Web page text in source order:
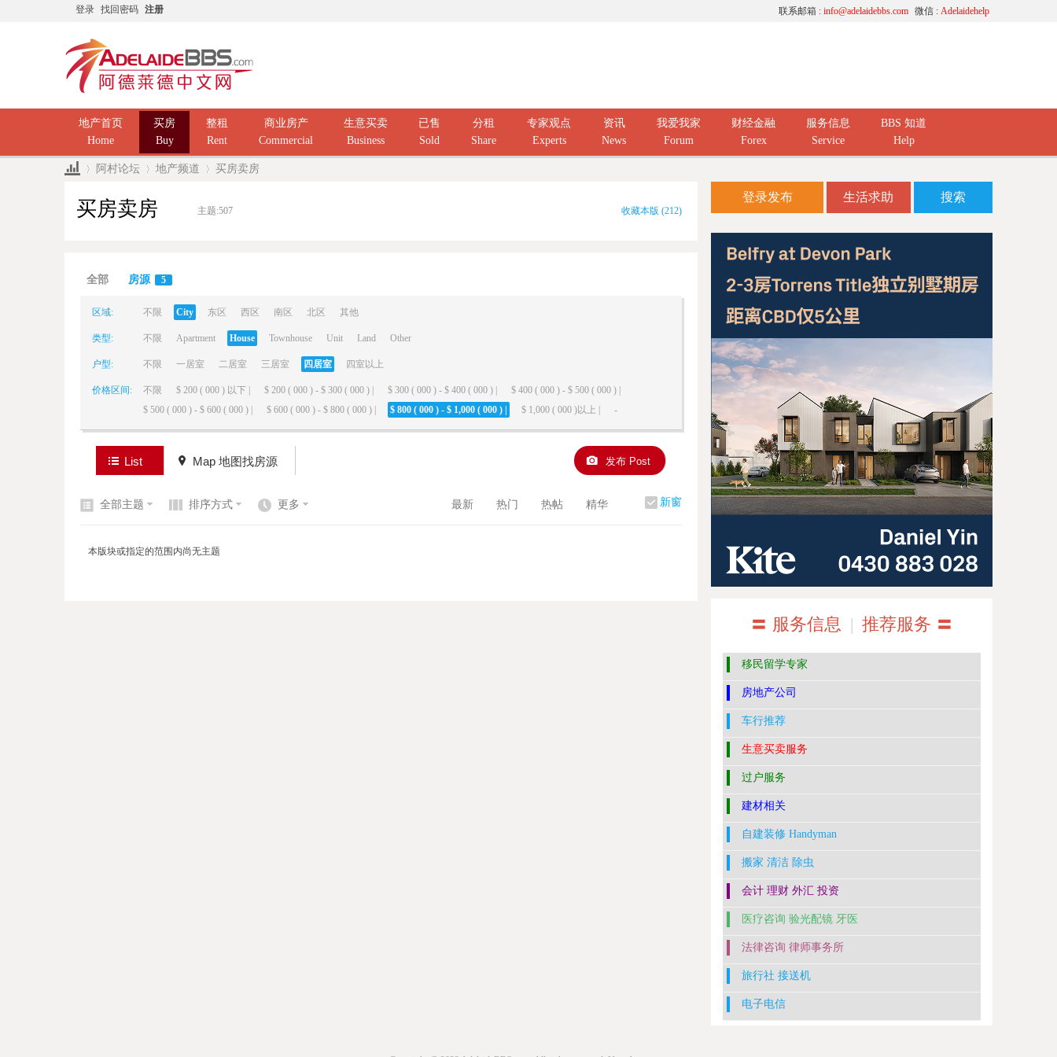
登录 找回密码 注册 微信 : Adelaidehelp
联系邮箱 : info@adelaidebbs.com
地产首页
Home
买房
Buy
整租
Rent
商业房产
Commercial
生意买卖
Business
已售
Sold
分租
Share
专家观点
Experts
资讯
News
我爱我家
Forum
财经金融
Forex
服务信息
Service
BBS 知道
Help
阿村论坛 地产频道 买房卖房
买房卖房 主题:507 收藏本版 (212)
全部 房源 5
区域: 不限 City 东区 西区 南区 北区 其他
类型: 不限 Apartment House Townhouse Unit Land Other
户型: 不限 一居室 二居室 三居室 四居室 四室以上
价格区间: 不限 $ 200 ( 000 ) 以下 | $ 200 ( 000 ) - $ 300 ( 000 ) | $ 300 ( 000 ) - $ 400 ( 000 ) |
$ 400 ( 000 ) - $ 500 ( 000 ) |
$ 500 ( 000 ) - $ 600 ( 000 ) |
$ 600 ( 000 ) - $ 800 ( 000 ) | $ 800 ( 000 ) - $ 1,000 ( 000 ) | $ 1,000 ( 000 )以上 | -
List Map 地图找房源 发布 Post
新窗
全部主题 排序方式 更多 最新 热门 热帖 精华
本版块或指定的范围内尚无主题
登录发布 生活求助 搜索
〓 服务信息 | 推荐服务 〓
移民留学专家
房地产公司
车行推荐
生意买卖服务
过户服务
建材相关
自建装修 Handyman
搬家 清洁 除虫
会计 理财 外汇 投资
医疗咨询 验光配镜 牙医
法律咨询 律师事务所
旅行社 接送机
电子电信